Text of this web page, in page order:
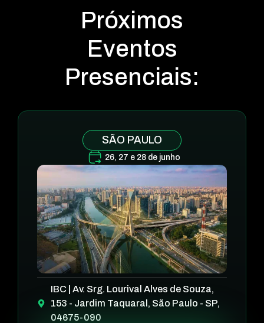
Próximos
Eventos
Presenciais:
SÃO PAULO
26, 27 e 28 de junho
IBC | Av. Srg. Lourival Alves de Souza,
153 - Jardim Taquaral, São Paulo - SP,
04675-090